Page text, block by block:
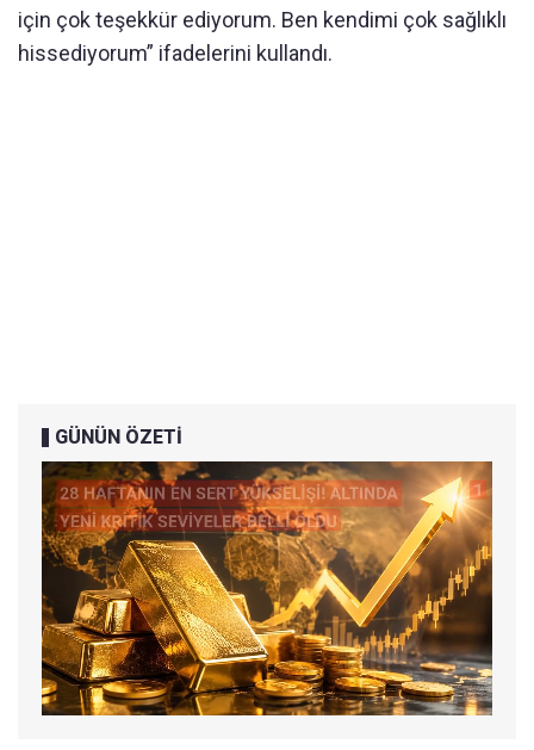
için çok teşekkür ediyorum. Ben kendimi çok sağlıklı
hissediyorum” ifadelerini kullandı.
GÜNÜN ÖZETİ